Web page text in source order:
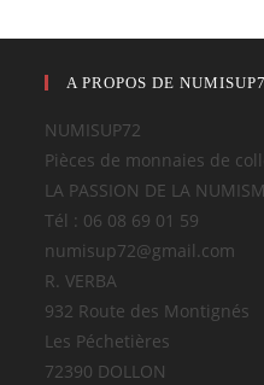
A PROPOS DE
NUMISUP72
Pièces de monnaies de
LA PASSION DE LA
Tél : 06 08 69 01 59
numisup72@gmail.com
R. VERBA
932 Route des Montignés
Les Péchetières
72390 DOLLON